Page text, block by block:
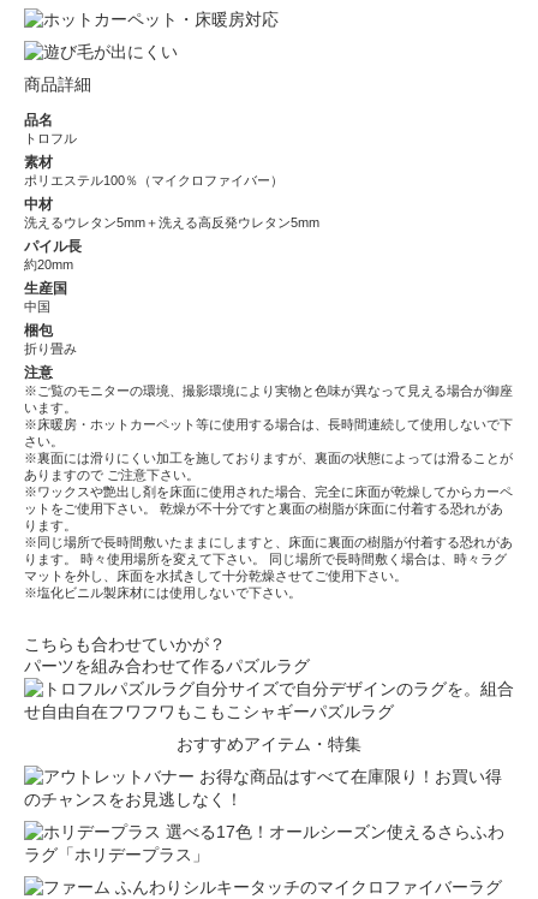
商品詳細
品名
トロフル
素材
ポリエステル100％（マイクロファイバー）
中材
洗えるウレタン5mm＋洗える高反発ウレタン5mm
パイル長
約20mm
生産国
中国
梱包
折り畳み
注意
※ご覧のモニターの環境、撮影環境により実物と色味が異なって見える場合が御座
います。
※床暖房・ホットカーペット等に使用する場合は、長時間連続して使用しないで下
さい。
※裏面には滑りにくい加工を施しておりますが、裏面の状態によっては滑ることが
ありますので ご注意下さい。
※ワックスや艶出し剤を床面に使用された場合、完全に床面が乾燥してからカーペ
ットをご使用下さい。 乾燥が不十分ですと裏面の樹脂が床面に付着する恐れがあ
ります。
※同じ場所で長時間敷いたままにしますと、床面に裏面の樹脂が付着する恐れがあ
ります。 時々使用場所を変えて下さい。 同じ場所で長時間敷く場合は、時々ラグ
マットを外し、床面を水拭きして十分乾燥させてご使用下さい。
※塩化ビニル製床材には使用しないで下さい。
こちらも合わせていかが？
パーツを組み合わせて作るパズルラグ
自分サイズで自分デザインのラグを。組合
せ自由自在フワフワもこもこシャギーパズルラグ
おすすめアイテム・特集
お得な商品はすべて在庫限り！お買い得
のチャンスをお見逃しなく！
選べる17色！オールシーズン使えるさらふわ
ラグ「ホリデープラス」
ふんわりシルキータッチのマイクロファイバーラグ